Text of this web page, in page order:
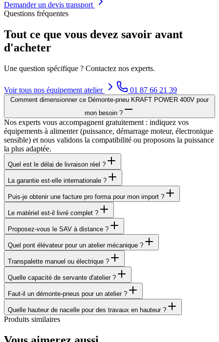
Demander un devis transport
Questions fréquentes
Tout ce que vous devez savoir avant
d'acheter
Une question spécifique ? Contactez nos experts.
Voir tous nos équipement atelier 01 87 66 21 39
Comment dimensionner ce Démonte-pneu KRAFT POWER 400V pour
mon besoin ?
Nos experts vous accompagnent gratuitement : indiquez vos
équipements à alimenter (puissance, démarrage moteur, électronique
sensible) et nous validons la compatibilité ou proposons la puissance
la plus adaptée.
Quel est le délai de livraison réel ?
La garantie est-elle internationale ?
Puis-je obtenir une facture pro forma pour mon import ?
Le matériel est-il livré complet ?
Proposez-vous le SAV à distance ?
Quel pont élévateur pour un atelier mécanique ?
Transpalette manuel ou électrique ?
Quelle capacité de servante d'atelier ?
Faut-il un démonte-pneus pour un atelier ?
Quelle hauteur de nacelle pour des travaux en hauteur ?
Produits similaires